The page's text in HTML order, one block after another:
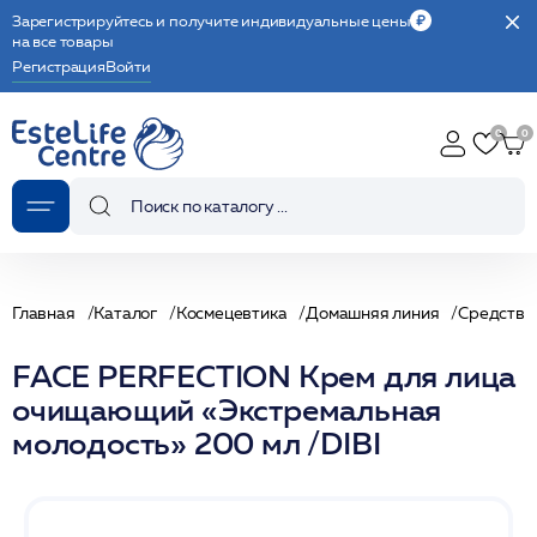
Зарегистрируйтесь и получите индивидуальные цены
на все товары
РегистрацияВойти
Главная Каталог Космецевтика Домашняя линия
FACE PERFECTION Крем для лица
очищающий «Экстремальная
молодость» 200 мл /DIBI